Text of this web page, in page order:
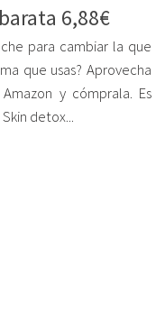
6,88€
para cambiar la que
que usas? Aprovecha
y cómprala. Es
detox...